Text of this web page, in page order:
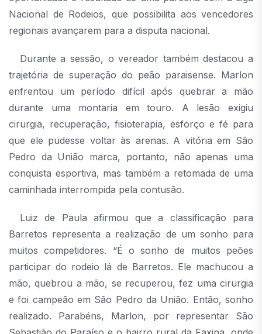
Nacional de Rodeios, que possibilita aos vencedores
regionais avançarem para a disputa nacional.
Durante a sessão, o vereador também destacou a
trajetória de superação do peão paraisense. Marlon
enfrentou um período difícil após quebrar a mão
durante uma montaria em touro. A lesão exigiu
cirurgia, recuperação, fisioterapia, esforço e fé para
que ele pudesse voltar às arenas. A vitória em São
Pedro da União marca, portanto, não apenas uma
conquista esportiva, mas também a retomada de uma
caminhada interrompida pela contusão.
Luiz de Paula afirmou que a classificação para
Barretos representa a realização de um sonho para
muitos competidores. “É o sonho de muitos peões
participar do rodeio lá de Barretos. Ele machucou a
mão, quebrou a mão, se recuperou, fez uma cirurgia
e foi campeão em São Pedro da União. Então, sonho
realizado. Parabéns, Marlon, por representar São